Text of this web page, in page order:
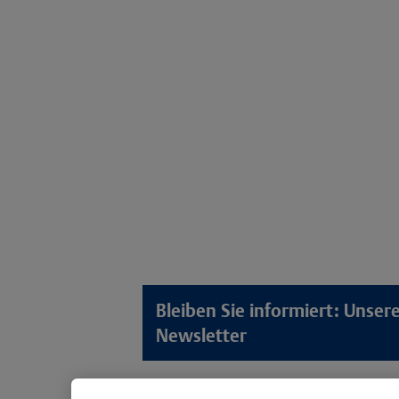
Bleiben Sie informiert:
Newsletter